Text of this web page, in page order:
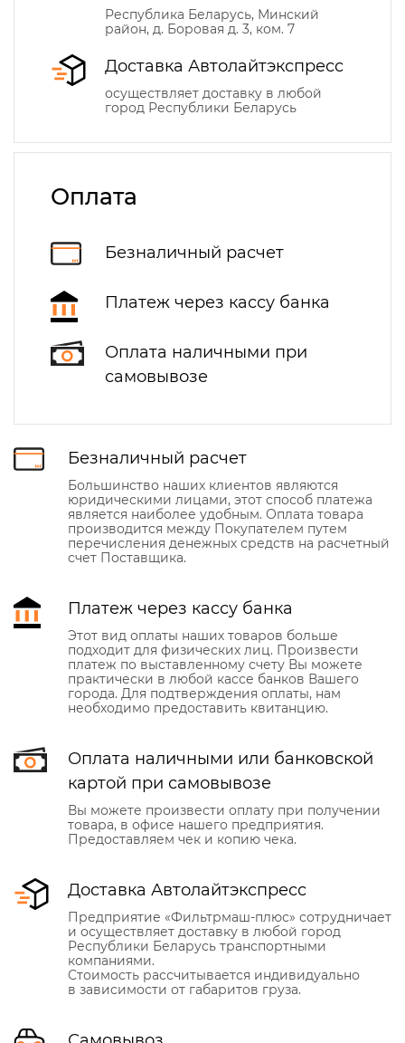
Республика Беларусь, Минский
район, д. Боровая д. 3, ком. 7
Доставка Автолайтэкспресс
осуществляет доставку в любой
город Республики Беларусь
Оплата
Безналичный расчет
Платеж через кассу банка
Оплата наличными при
самовывозе
Безналичный расчет
Большинство наших клиентов являются
юридическими лицами, этот способ платежа
является наиболее удобным. Оплата товара
производится между Покупателем путем
перечисления денежных средств на расчетный
счет Поставщика.
Платеж через кассу банка
Этот вид оплаты наших товаров больше
подходит для физических лиц. Произвести
платеж по выставленному счету Вы можете
практически в любой кассе банков Вашего
города. Для подтверждения оплаты, нам
необходимо предоставить квитанцию.
Оплата наличными или банковской
картой при самовывозе
Вы можете произвести оплату при получении
товара, в офисе нашего предприятия.
Предоставляем чек и копию чека.
Доставка Автолайтэкспресс
Предприятие «Фильтрмаш-плюс» сотрудничает
и осуществляет доставку в любой город
Республики Беларусь транспортными
компаниями.
Стоимость рассчитывается индивидуально
в зависимости от габаритов груза.